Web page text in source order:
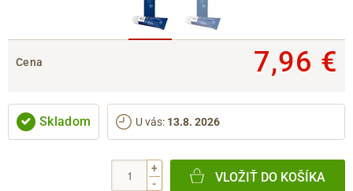
Cena 7,96 €
Skladom U vás: 13.8. 2026
+
-
VLOŽIŤ DO KOŠÍKA